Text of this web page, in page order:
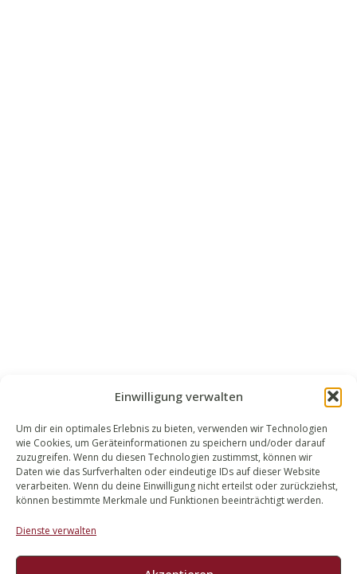
Einwilligung verwalten
Um dir ein optimales Erlebnis zu bieten, verwenden wir Technologien
wie Cookies, um Geräteinformationen zu speichern und/oder darauf
zuzugreifen. Wenn du diesen Technologien zustimmst, können wir
Daten wie das Surfverhalten oder eindeutige IDs auf dieser Website
verarbeiten. Wenn du deine Einwilligung nicht erteilst oder zurückziehst,
können bestimmte Merkmale und Funktionen beeinträchtigt werden.
Dienste verwalten
WALEK RECHTSANWÄLT​​E
Bachstraße 13
56727 Mayen
02651 98 900
info@walek-rechtsanwaelte.de